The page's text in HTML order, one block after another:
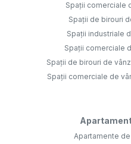
Spații comerciale
Spații de birouri
Spații industriale
Spații comerciale
Spații de birouri de
Spații comerciale de
Apartamente